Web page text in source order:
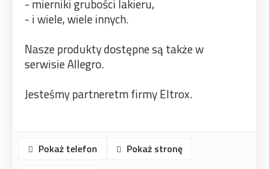
- mierniki grubości lakieru,
- i wiele, wiele innych.
Nasze produkty dostępne są także w
serwisie Allegro.
Jesteśmy partneretm firmy Eltrox.
Pokaż telefon
Pokaż stronę